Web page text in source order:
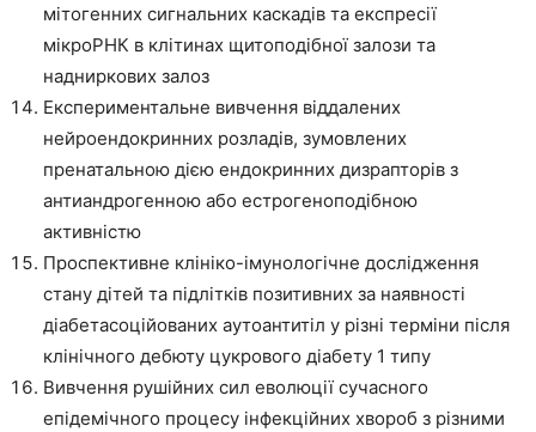
мітогенних сигнальних каскадів та експресії
мікроРНК в клітинах щитоподібної залози та
надниркових залоз
Експериментальне вивчення віддалених
нейроендокринних розладів, зумовлених
пренатальною дією ендокринних дизрапторів з
антиандрогенною або естрогеноподібною
активністю
Проспективне клініко-імунологічне дослідження
стану дітей та підлітків позитивних за наявності
діабетасоційованих аутоантитіл у різні терміни після
клінічного дебюту цукрового діабету 1 типу
Вивчення рушійних сил еволюції сучасного
епідемічного процесу інфекційних хвороб з різними